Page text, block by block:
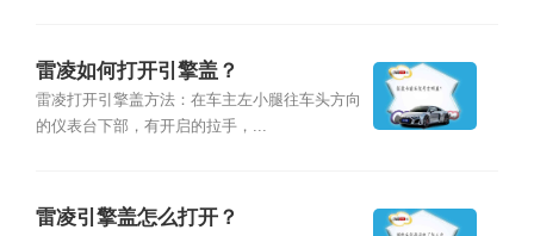
雷凌如何打开引擎盖？
雷凌打开引擎盖方法：在车主左小腿往车头方向
的仪表台下部，有开启的拉手，...
雷凌引擎盖怎么打开？